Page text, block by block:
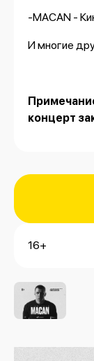
-MACAN -
И многие
концерт
16+